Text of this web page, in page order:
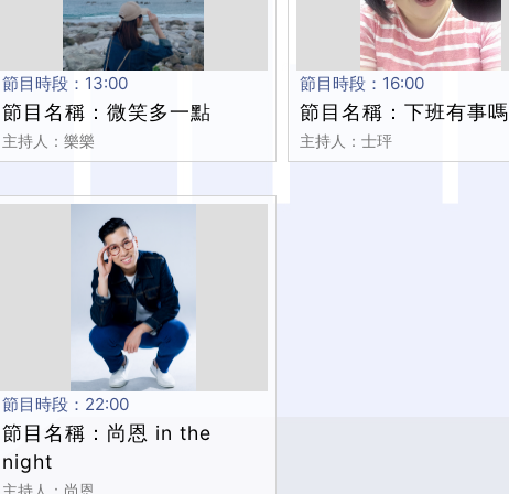
節目時段：13:00
節目名稱：微笑多一點
主持人：樂樂
節目時段：16:00
節目名稱：下班有事嗎
主持人：士玶
節目時段：22:00
節目名稱：尚恩 in the
night
主持人：尚恩